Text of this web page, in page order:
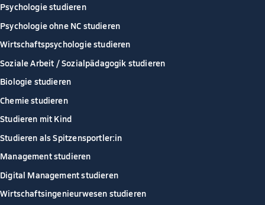
Psychologie studieren
Psychologie ohne NC studieren
Wirtschaftspsychologie studieren
Soziale Arbeit / Sozialpädagogik studieren
Biologie studieren
Chemie studieren
Studieren mit Kind
Studieren als Spitzensportler:in
Management studieren
Digital Management studieren
Wirtschaftsingenieurwesen studieren